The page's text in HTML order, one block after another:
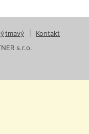
tmavý
Kontakt
s.r.o.